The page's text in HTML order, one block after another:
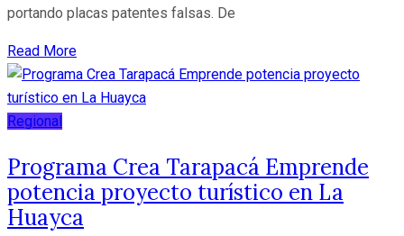
portando placas patentes falsas. De
Read More
Regional
Programa Crea Tarapacá Emprende
potencia proyecto turístico en La
Huayca